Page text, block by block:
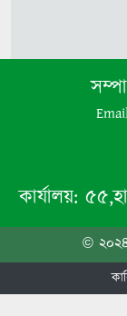
কার্যালয়:
© ২০২৪